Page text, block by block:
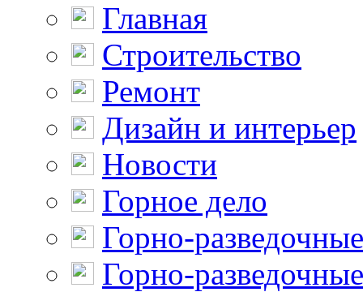
Главная
Строительство
Ремонт
Дизайн и интерьер
Новости
Горное дело
Горно-
Горно-